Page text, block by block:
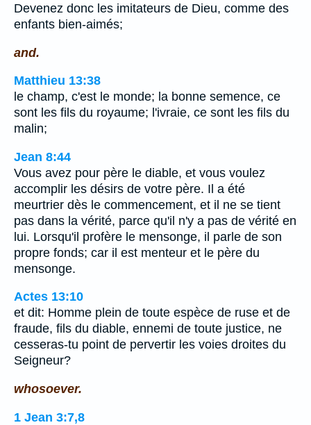
Devenez donc les imitateurs de Dieu, comme des
enfants bien-aimés;
and.
Matthieu 13:38
le champ, c'est le monde; la bonne semence, ce
sont les fils du royaume; l'ivraie, ce sont les fils du
malin;
Jean 8:44
Vous avez pour père le diable, et vous voulez
accomplir les désirs de votre père. Il a été
meurtrier dès le commencement, et il ne se tient
pas dans la vérité, parce qu'il n'y a pas de vérité en
lui. Lorsqu'il profère le mensonge, il parle de son
propre fonds; car il est menteur et le père du
mensonge.
Actes 13:10
et dit: Homme plein de toute espèce de ruse et de
fraude, fils du diable, ennemi de toute justice, ne
cesseras-tu point de pervertir les voies droites du
Seigneur?
whosoever.
1 Jean 3:7,8